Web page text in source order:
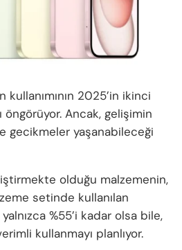
2025’in ikinci
öngörüyor. Ancak, gelişimin
gecikmeler yaşanabileceği
olduğu malzemenin,
setinde kullanılan
%55’i kadar olsa bile,
kullanmayı planlıyor.